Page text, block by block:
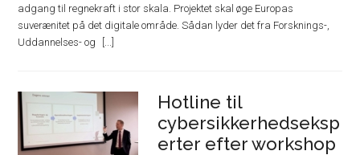
adgang til regnekraft i stor skala. Projektet skal øge Europas
suverænitet på det digitale område. Sådan lyder det fra Forsknings-,
Uddannelses- og
Hotline til
cybersikkerhedseksp
erter efter workshop